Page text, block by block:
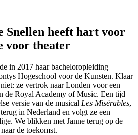
Snellen heeft hart voor
voor theater
in 2017 haar bacheloropleiding
Hogeschool voor de Kunsten. Klaar
ze vertrok naar Londen voor een
de Royal Academy of Music. Een tijd
versie van de musical Les Misérables,
in Nederland en volgt ze een
We blikken met Janne terug op de
de toekomst.